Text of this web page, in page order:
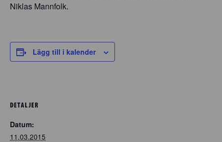
Niklas Mannfolk.
Lägg till i kalender
DETALJER
Datum:
11.03.2015